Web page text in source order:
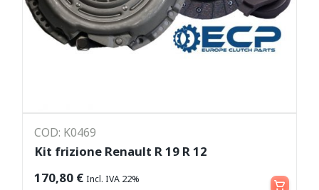
COD: K0469
Kit frizione Renault R 19 R 12
170,80 € Incl. IVA 22% Leggi tutto